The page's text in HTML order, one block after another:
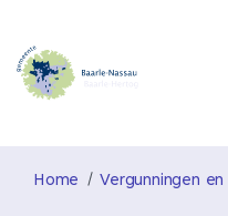
Home Vergunningen